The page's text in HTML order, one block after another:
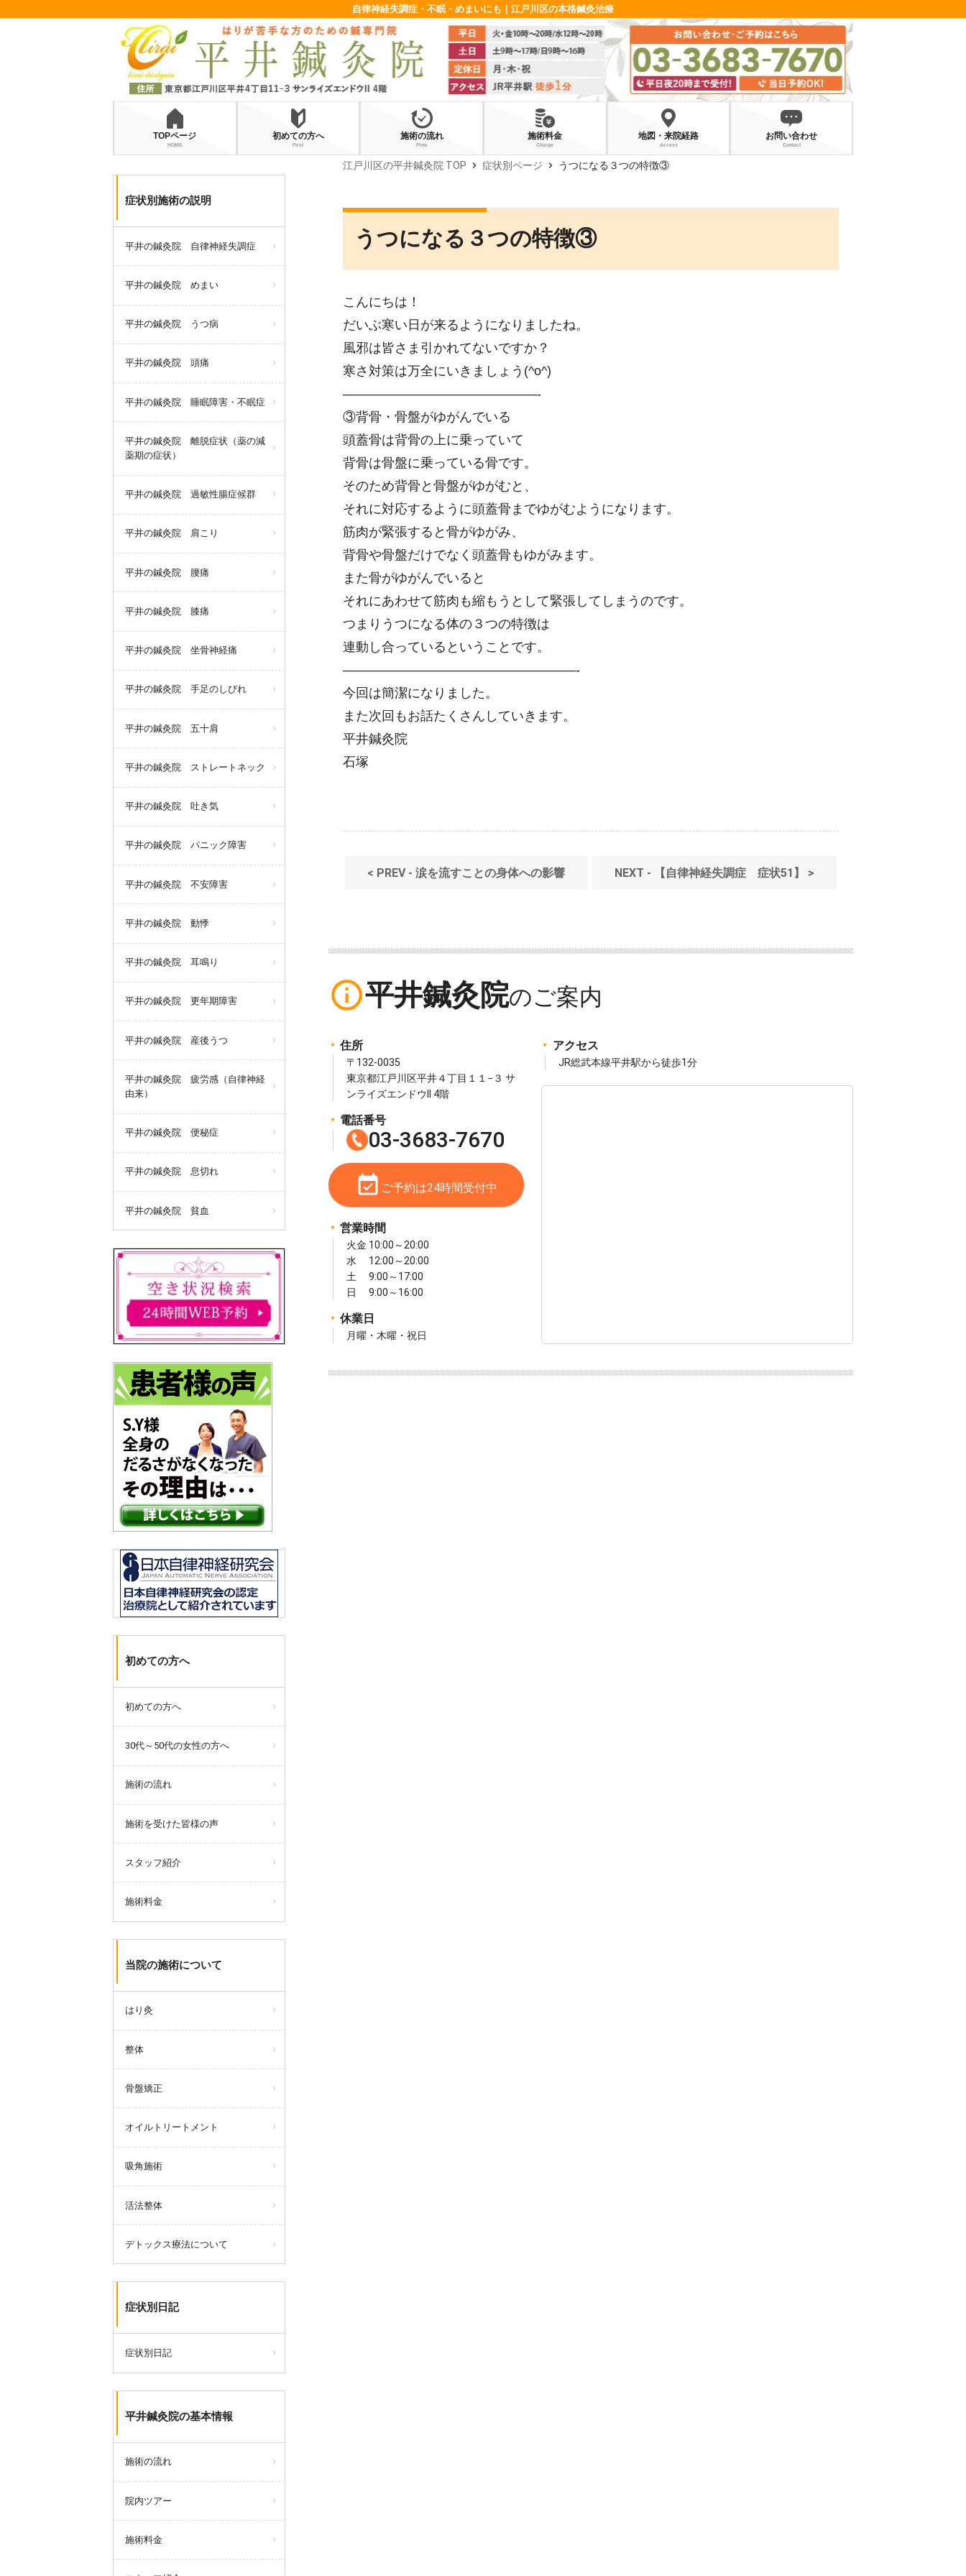
自律神経失調症・不眠・めまいにも｜江戸川区の本格鍼灸治療
TOPページ
HOME
初めての方へ
First
施術の流れ
Flow
施術料金
Charge
地図・来院経路
Access
お問い合わせ
Contact
症状別施術の説明
平井の鍼灸院 自律神経失調症
平井の鍼灸院 めまい
平井の鍼灸院 うつ病
平井の鍼灸院 頭痛
平井の鍼灸院 睡眠障害・不眠症
平井の鍼灸院 離脱症状（薬の減
薬期の症状）
平井の鍼灸院 過敏性腸症候群
平井の鍼灸院 肩こり
平井の鍼灸院 腰痛
平井の鍼灸院 膝痛
平井の鍼灸院 坐骨神経痛
平井の鍼灸院 手足のしびれ
平井の鍼灸院 五十肩
平井の鍼灸院 ストレートネック
平井の鍼灸院 吐き気
平井の鍼灸院 パニック障害
平井の鍼灸院 不安障害
平井の鍼灸院 動悸
平井の鍼灸院 耳鳴り
平井の鍼灸院 更年期障害
平井の鍼灸院 産後うつ
平井の鍼灸院 疲労感（自律神経
由来）
平井の鍼灸院 便秘症
平井の鍼灸院 息切れ
平井の鍼灸院 貧血
初めての方へ
初めての方へ
30代～50代の女性の方へ
施術の流れ
施術を受けた皆様の声
スタッフ紹介
施術料金
当院の施術について
はり灸
整体
骨盤矯正
オイルトリートメント
吸角施術
活法整体
デトックス療法について
症状別日記
症状別日記
平井鍼灸院の基本情報
施術の流れ
院内ツアー
施術料金
江戸川区の平井鍼灸院 TOP chevron_right 症状別ページ chevron_right うつになる３つの特徴③
うつになる３つの特徴③
こんにちは！
だいぶ寒い日が来るようになりましたね。
風邪は皆さま引かれてないですか？
寒さ対策は万全にいきましょう(^o^)
———————————————-
③背骨・骨盤がゆがんでいる
頭蓋骨は背骨の上に乗っていて
背骨は骨盤に乗っている骨です。
そのため背骨と骨盤がゆがむと、
それに対応するように頭蓋骨までゆがむようになります。
筋肉が緊張すると骨がゆがみ、
背骨や骨盤だけでなく頭蓋骨もゆがみます。
また骨がゆがんでいると
それにあわせて筋肉も縮もうとして緊張してしまうのです。
つまりうつになる体の３つの特徴は
連動し合っているということです。
——————————————————-
今回は簡潔になりました。
また次回もお話たくさんしていきます。
平井鍼灸院
石塚
< PREV - 涙を流すことの身体への影響 NEXT - 【自律神経失調症 症状51】 >
info_outline平井鍼灸院
住所
〒132-0035
東京都江戸川区平井４丁目１１−３ サ
ンライズエンドウII 4階
電話番号
03-3683-7670
event_available ご予約は24時間受付中
営業時間
火金 10:00～20:00
水 12:00～20:00
土 9:00～17:00
日 9:00～16:00
休業日
月曜・木曜・祝日
アクセス
JR総武本線平井駅から徒歩1分